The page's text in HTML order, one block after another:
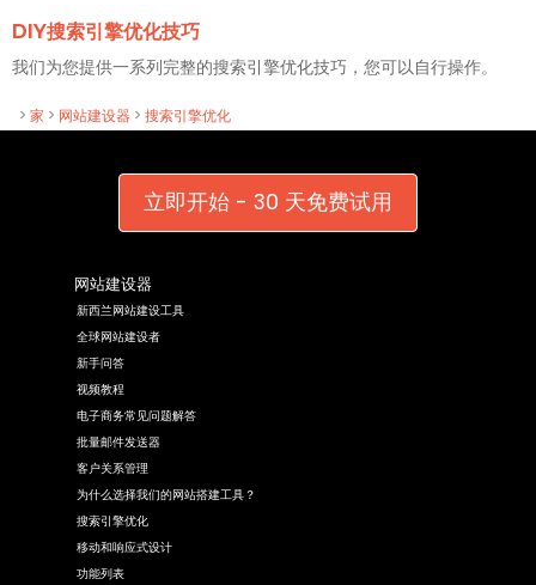
DIY搜索引擎优化技巧
我们为您提供一系列完整的搜索引擎优化技巧，您可以自行操作。
> 家 > 网站建设器 > 搜索引擎优化
立即开始 - 30 天免费试用
网站建设器
新西兰网站建设工具
全球网站建设者
新手问答
视频教程
电子商务常见问题解答
批量邮件发送器
客户关系管理
为什么选择我们的网站搭建工具？
搜索引擎优化
移动和响应式设计
功能列表